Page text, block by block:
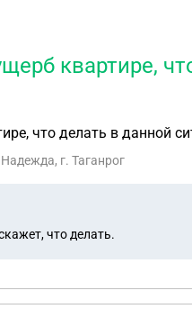
квартире,
что делать в данной
г. Таганрог
что делать.